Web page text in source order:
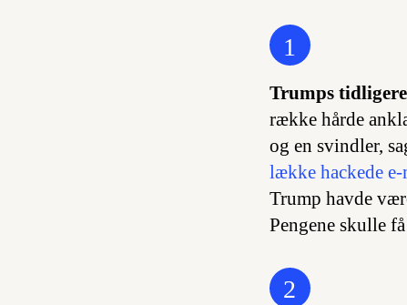
1
Trumps
række hårde
og en svindler,
lække hackede
Trump havde
Pengene skulle
2